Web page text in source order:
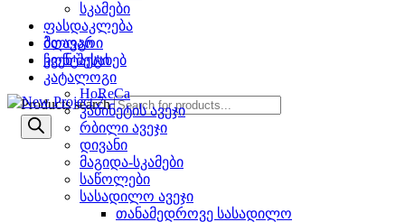
სკამები
ფასდაკლება
ბლოგი
კონტაქტი
Products search
მთავარი
ჩვენ შესახებ
კატალოგი
HoReCa
კაბინეტის ავეჯი
რბილი ავეჯი
დივანი
მაგიდა-სკამები
საწოლები
სასადილო ავეჯი
თანამედროვე სასადილო